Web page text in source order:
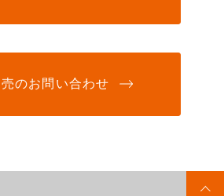
のお問い合わせ